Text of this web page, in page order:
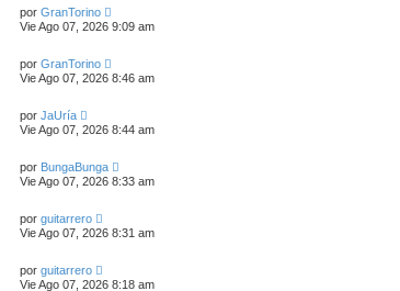
por GranTorino
Vie Ago 07, 2026 9:09 am
por GranTorino
Vie Ago 07, 2026 8:46 am
por JaUría
Vie Ago 07, 2026 8:44 am
por BungaBunga
Vie Ago 07, 2026 8:33 am
por guitarrero
Vie Ago 07, 2026 8:31 am
por guitarrero
Vie Ago 07, 2026 8:18 am